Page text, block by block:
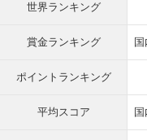
世界ランキング
賞金ランキング
ポイントランキング
平均スコア